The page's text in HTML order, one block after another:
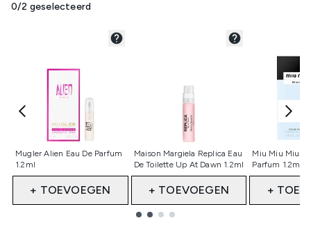
0/2 geselecteerd
Mugler Alien Eau De Parfum
1.2ml
Niet geselecteerd
+ TOEVOEGEN
Maison Margiela Replica Eau
De Toilette Up At Dawn 1.2ml
Niet geselecteerd
+ TOEVOEGEN
Miu Miu
Parfum 1.2ml
Niet
+